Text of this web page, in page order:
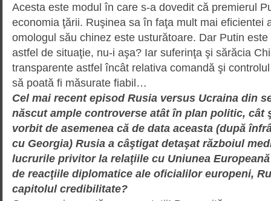
Acesta este modul în care s-a dovedit că premierul
economia ţării. Ruşinea sa în faţa mult mai eficientei
omologul său chinez este usturătoare. Dar Putin
astfel de situaţie, nu-i aşa? Iar suferinţa şi sărăcia
transparente astfel încât relativa comandă şi
să poată fi măsurate fiabil…
Cel mai recent episod Rusia versus Ucraina din
născut ample controverse atât în plan politic, cât
vorbit de asemenea că de data aceasta (după
cu Georgia) Rusia a câştigat detaşat războiul
lucrurile privitor la relaţiile cu Uniunea
de reacţiile diplomatice ale oficialilor europeni,
capitolul credibilitate?